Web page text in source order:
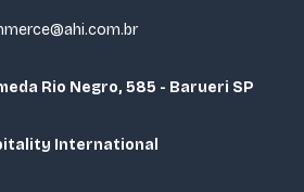
Rio Negro, 585 - Barueri SP
International